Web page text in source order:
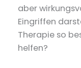
aber
Eingriffen
Therapie so
helfen?